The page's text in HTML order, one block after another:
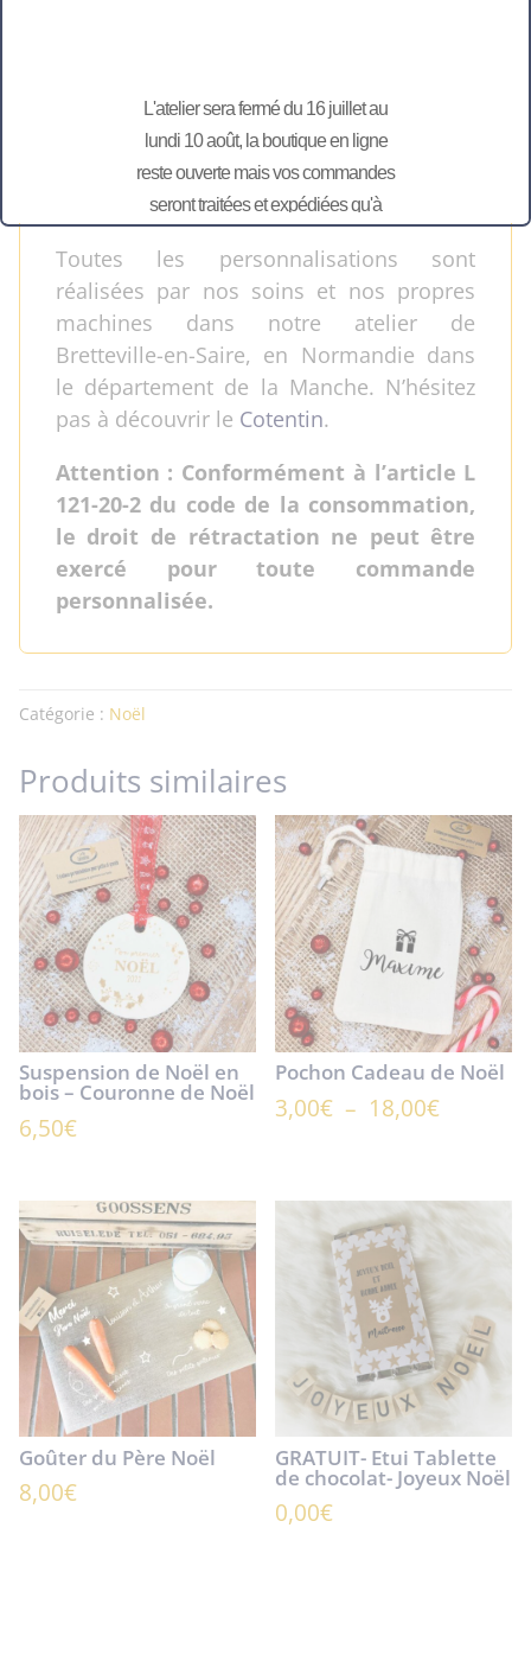
collections uniques de cadeaux
personnalisés; comme Pâques, la fête
des Mères, la fête des Pères, la fête des
Grands-Mères et celles des Maîtresses,…
Toutes les personnalisations sont
réalisées par nos soins et nos propres
machines dans notre atelier de
Bretteville-en-Saire, en Normandie dans
le département de la Manche. N’hésitez
pas à découvrir le Cotentin.
Attention : Conformément à l’article L
121-20-2 du code de la consommation,
le droit de rétractation ne peut être
exercé pour toute commande
personnalisée.
Catégorie : Noël
Produits similaires
Suspension de Noël en
bois – Couronne de Noël
6,50€
Pochon Cadeau de Noël
3,00€ – 18,00€Plage
3,00€
à
Goûter du Père Noël
8,00€
GRATUIT- Etui Tablette
de chocolat- Joyeux Noël
0,00€
L'atelier sera fermé du 16 juillet au
lundi 10 août, la boutique en ligne
reste ouverte mais vos commandes
seront traitées et expédiées qu'à